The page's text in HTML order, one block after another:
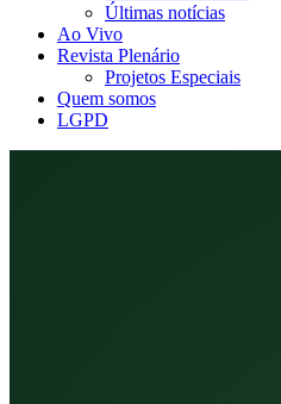
Últimas notícias
Ao Vivo
Revista Plenário
Projetos Especiais
Quem somos
LGPD